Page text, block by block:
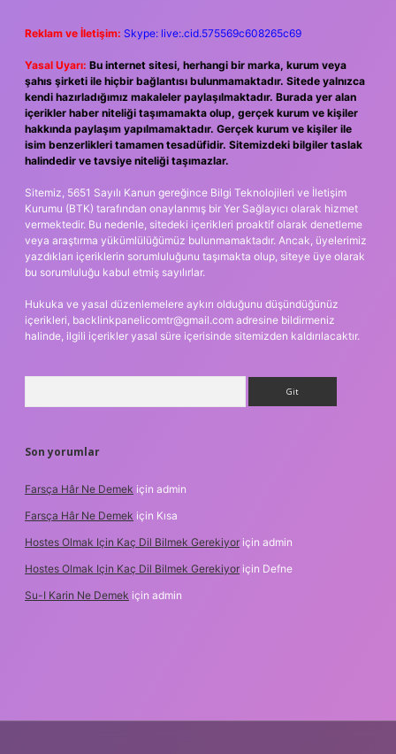
Reklam ve İletişim: Skype: live:.cid.575569c608265c69
Yasal Uyarı: Bu internet sitesi, herhangi bir marka, kurum veya
şahıs şirketi ile hiçbir bağlantısı bulunmamaktadır. Sitede yalnızca
kendi hazırladığımız makaleler paylaşılmaktadır. Burada yer alan
içerikler haber niteliği taşımamakta olup, gerçek kurum ve kişiler
hakkında paylaşım yapılmamaktadır. Gerçek kurum ve kişiler ile
isim benzerlikleri tamamen tesadüfidir. Sitemizdeki bilgiler taslak
halindedir ve tavsiye niteliği taşımazlar.
Sitemiz, 5651 Sayılı Kanun gereğince Bilgi Teknolojileri ve İletişim
Kurumu (BTK) tarafından onaylanmış bir Yer Sağlayıcı olarak hizmet
vermektedir. Bu nedenle, sitedeki içerikleri proaktif olarak denetleme
veya araştırma yükümlülüğümüz bulunmamaktadır. Ancak, üyelerimiz
yazdıkları içeriklerin sorumluluğunu taşımakta olup, siteye üye olarak
bu sorumluluğu kabul etmiş sayılırlar.
Hukuka ve yasal düzenlemelere aykırı olduğunu düşündüğünüz
içerikleri, backlinkpanelicomtr@gmail.com adresine bildirmeniz
halinde, ilgili içerikler yasal süre içerisinde sitemizden kaldırılacaktır.
Son yorumlar
Farsça Hâr Ne Demek için admin
Farsça Hâr Ne Demek için Kısa
Hostes Olmak Için Kaç Dil Bilmek Gerekiyor için admin
Hostes Olmak Için Kaç Dil Bilmek Gerekiyor için Defne
Su-I Karin Ne Demek için admin